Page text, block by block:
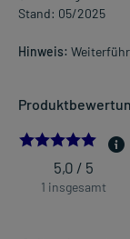
Stand: 05/2025
Hinweis:
5.0
5,0 / 5
1 insgesamt